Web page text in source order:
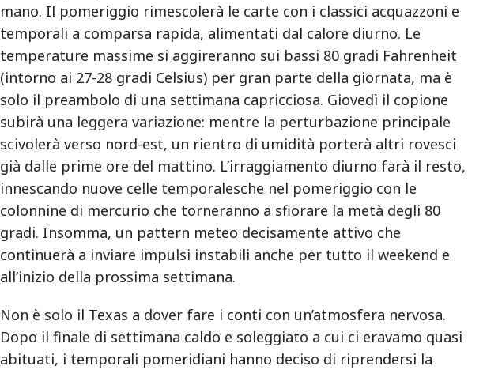
mano. Il pomeriggio rimescolerà le carte con i classici acquazzoni e
temporali a comparsa rapida, alimentati dal calore diurno. Le
temperature massime si aggireranno sui bassi 80 gradi Fahrenheit
(intorno ai 27-28 gradi Celsius) per gran parte della giornata, ma è
solo il preambolo di una settimana capricciosa. Giovedì il copione
subirà una leggera variazione: mentre la perturbazione principale
scivolerà verso nord-est, un rientro di umidità porterà altri rovesci
già dalle prime ore del mattino. L’irraggiamento diurno farà il resto,
innescando nuove celle temporalesche nel pomeriggio con le
colonnine di mercurio che torneranno a sfiorare la metà degli 80
gradi. Insomma, un pattern meteo decisamente attivo che
continuerà a inviare impulsi instabili anche per tutto il weekend e
all’inizio della prossima settimana.
Non è solo il Texas a dover fare i conti con un’atmosfera nervosa.
Dopo il finale di settimana caldo e soleggiato a cui ci eravamo quasi
abituati, i temporali pomeridiani hanno deciso di riprendersi la